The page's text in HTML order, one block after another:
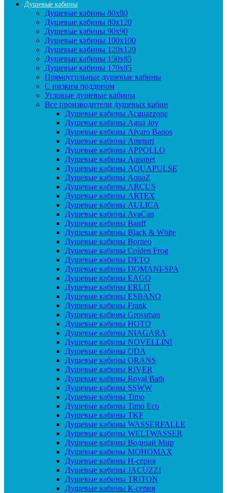
Душевые кабины
Душевые кабины 80x80
Душевые кабины 80x120
Душевые кабины 90х90
Душевые кабины 100x100
Душевые кабины 120x120
Душевые кабины 150x85
Душевые кабины 170x85
Прямоугольные душевые кабины
С низким поддоном
Угловые душевые кабины
Все производители душевых кабин
Душевые кабины Acguazzone
Душевые кабины Agua Joy
Душевые кабины Alvaro Banos
Душевые кабины Ammari
Душевые кабины APPOLLO
Душевые кабины Aquanet
Душевые кабины AQUAPULSE
Душевые кабины AquaZ
Душевые кабины ARCUS
Душевые кабины ARTEX
Душевые кабины AULICA
Душевые кабины AvaCan
Душевые кабины Banff
Душевые кабины Black & White
Душевые кабины Borneo
Душевые кабины Colden Frog
Душевые кабины DETO
Душевые кабины DOMANI-SPA
Душевые кабины EAGO
Душевые кабины ERLIT
Душевые кабины ESBANO
Душевые кабины Frank
Душевые кабины Grossman
Душевые кабины HOTO
Душевые кабины NIAGARA
Душевые кабины NOVELLINI
Душевые кабины ODA
Душевые кабины ORANS
Душевые кабины RIVER
Душевые кабины Royal Bath
Душевые кабины SSWW
Душевые кабины Timo
Душевые кабины Timo Eco
Душевые кабины TKF
Душевые кабины WASSERFALLE
Душевые кабины WELTWASSER
Душевые кабины Водный Мир
Душевые кабины МОНОМАХ
Душевые кабины H-серия
Душевые кабины JACUZZI
Душевые кабины TRITON
Душевые кабины К-серия